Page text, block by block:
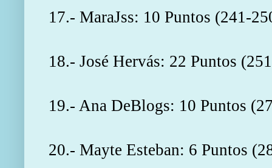
17.- MaraJss: 10 Puntos (241-
18.- José Hervás: 22 Puntos
19.- Ana DeBlogs: 10 Puntos
20.- Mayte Esteban: 6 Puntos